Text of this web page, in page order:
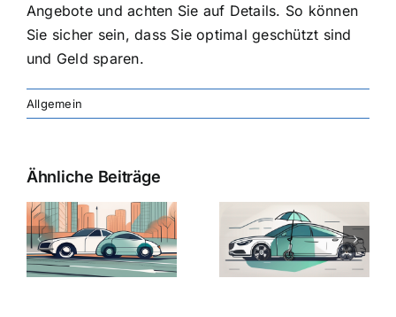
Angebote und achten Sie auf Details. So können
Sie sicher sein, dass Sie optimal geschützt sind
und Geld sparen.
Allgemein
Ähnliche Beiträge